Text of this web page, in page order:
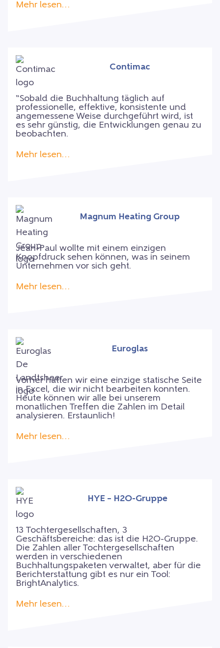
Mehr lesen…
Contimac
“Sobald die Buchhaltung täglich auf
professionelle, effektive, konsistente und
angemessene Weise durchgeführt wird, ist
es sehr günstig, die Entwicklungen genau zu
beobachten.
Mehr lesen…
Magnum Heating Group
Jean-Paul wollte mit einem einzigen
Knopfdruck sehen können, was in seinem
Unternehmen vor sich geht.
Mehr lesen…
Euroglas
Vorher hatten wir eine einzige statische Seite
in Excel, die wir nicht bearbeiten konnten.
Heute können wir alle bei unserem
monatlichen Treffen die Zahlen im Detail
analysieren. Erstaunlich!
Mehr lesen…
HYE – H2O-Gruppe
13 Tochtergesellschaften, 3
Geschäftsbereiche: das ist die H2O-Gruppe.
Die Zahlen aller Tochtergesellschaften
werden in verschiedenen
Buchhaltungspaketen verwaltet, aber für die
Berichterstattung gibt es nur ein Tool:
BrightAnalytics.
Mehr lesen…